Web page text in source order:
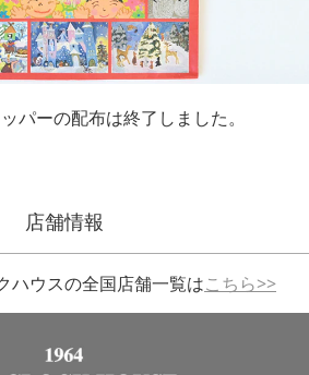
パーの配布は終了しました。
店舗情報
ハウスの全国店舗一覧はこちら>>